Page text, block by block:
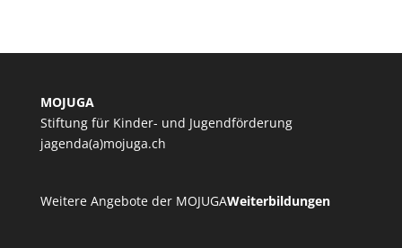
MOJUGA
Stiftung für Kinder- und Jugendförderung
jagenda(a)mojuga.ch
Weitere Angebote der MOJUGAWeiterbildungen